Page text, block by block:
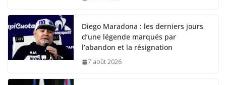
Diego Maradona : les derniers jours
d’une légende marqués par
l’abandon et la résignation
7 août 2026